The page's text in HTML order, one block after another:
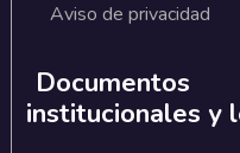
Aviso de privacidad
Documentos
institucionales y